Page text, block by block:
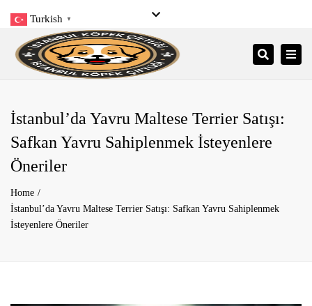
Pzt- Pzr: 9:00 – 21:00
+90 545 206 34 34
info@istanbulkopekciftligi.com
top
bar
Search
İstanbul’da Yavru Maltese Terrier Satışı:
Safkan Yavru Sahiplenmek İsteyenlere
Öneriler
Home
İstanbul’da Yavru Maltese Terrier Satışı: Safkan Yavru Sahiplenmek
İsteyenlere Öneriler
Turkish ▼